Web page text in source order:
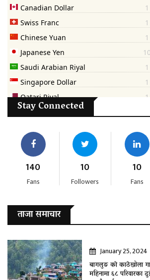
Stay Connected
140
Fans
10
Followers
10
Fans
ताजा समाचार
January 25, 2024
बागलुङ काे काठेखोला
महिनामा ६८